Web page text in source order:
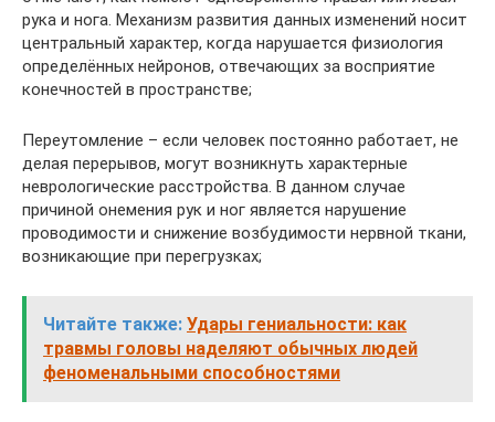
рука и нога. Механизм развития данных изменений носит
центральный характер, когда нарушается физиология
определённых нейронов, отвечающих за восприятие
конечностей в пространстве;
Переутомление – если человек постоянно работает, не
делая перерывов, могут возникнуть характерные
неврологические расстройства. В данном случае
причиной онемения рук и ног является нарушение
проводимости и снижение возбудимости нервной ткани,
возникающие при перегрузках;
Читайте также: Удары гениальности: как
травмы головы наделяют обычных людей
феноменальными способностями